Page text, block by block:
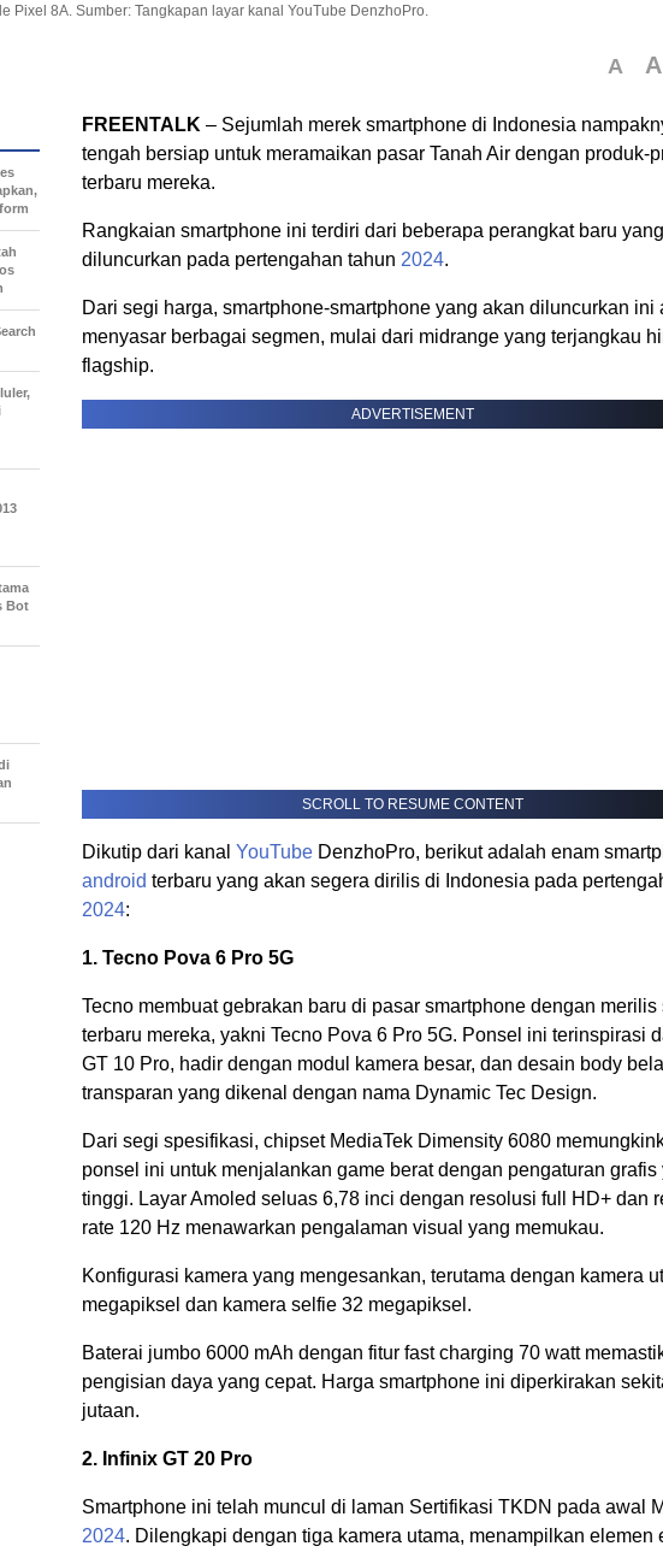
Pixel 8A. Sumber: Tangkapan layar kanal YouTube DenzhoPro.
A A
FREENTALK – Sejumlah merek smartphone di Indonesia
tengah bersiap untuk meramaikan pasar Tanah Air dengan produk-
terbaru mereka.
Rangkaian smartphone ini terdiri dari beberapa perangkat baru
diluncurkan pada pertengahan tahun 2024.
Dari segi harga, smartphone-smartphone yang akan diluncurkan ini
menyasar berbagai segmen, mulai dari midrange yang terjangkau
flagship.
ADVERTISEMENT
SCROLL TO RESUME CONTENT
Dikutip dari kanal YouTube DenzhoPro, berikut adalah enam
android terbaru yang akan segera dirilis di Indonesia pada
2024:
1. Tecno Pova 6 Pro 5G
Tecno membuat gebrakan baru di pasar smartphone dengan merilis
terbaru mereka, yakni Tecno Pova 6 Pro 5G. Ponsel ini terinspirasi
GT 10 Pro, hadir dengan modul kamera besar, dan desain body
transparan yang dikenal dengan nama Dynamic Tec Design.
Dari segi spesifikasi, chipset MediaTek Dimensity 6080
ponsel ini untuk menjalankan game berat dengan pengaturan grafis
tinggi. Layar Amoled seluas 6,78 inci dengan resolusi full HD+ dan
rate 120 Hz menawarkan pengalaman visual yang memukau.
Konfigurasi kamera yang mengesankan, terutama dengan kamera
megapiksel dan kamera selfie 32 megapiksel.
Baterai jumbo 6000 mAh dengan fitur fast charging 70 watt
pengisian daya yang cepat. Harga smartphone ini diperkirakan
jutaan.
2. Infinix GT 20 Pro
Smartphone ini telah muncul di laman Sertifikasi TKDN pada awal
2024. Dilengkapi dengan tiga kamera utama, menampilkan elemen
Bot